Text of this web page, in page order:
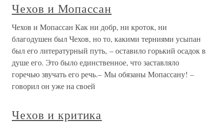
Чехов и Мопассан
Чехов и Мопассан Как ни добр, ни кроток, ни
благодушен был Чехов, но то, какими терниями усыпан
был его литературный путь, – оставило горький осадок в
душе его. Это было единственное, что заставляло
горечью звучать его речь.– Мы обязаны Мопассану! –
говорил он уже на своей
Чехов и критика